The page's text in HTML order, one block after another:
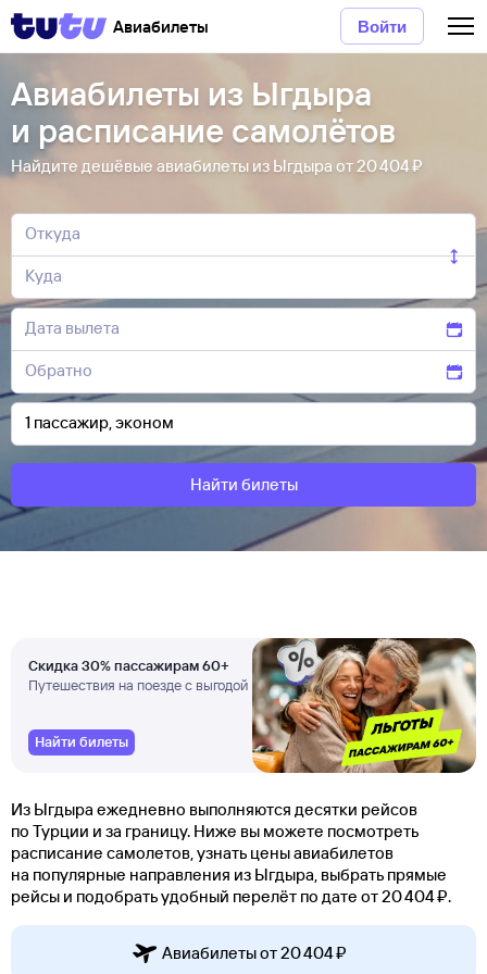
Авиабилеты Войти
Авиабилеты из Ыгдыра
и расписание самолётов
Найдите дешёвые авиабилеты из Ыгдыра от 20 ⁠404 ⁠₽
Найти билеты
Скидка 30% пассажирам 60+
Путешествия на поезде с выгодой
Найти билеты
Из Ыгдыра ежедневно выполняются десятки рейсов
по Турции и за границу. Ниже вы можете посмотреть
расписание самолетов, узнать цены авиабилетов
на популярные направления из Ыгдыра, выбрать прямые
рейсы и подобрать удобный перелёт по дате от 20 ⁠404 ⁠₽.
Авиабилеты от 20 ⁠404 ⁠₽